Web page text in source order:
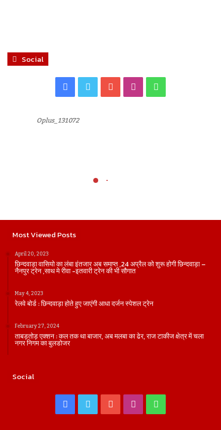
Social
Facebook
Twitter YouTubeInstagram
Oplus_131072
Most Viewed Posts
April 20, 2023
छिन्दवाड़ा वासियो का लंबा इंतजार अब समाप्त ,24 अप्रैल को शुरू होगी छिन्दवाड़ा –
नैनपुर ट्रेन ,साथ मे रीवा -इतवारी ट्रेन की भी सौगात
May 4, 2023
रेलवे बोर्ड : छिन्दवाड़ा होते हुए जाएंगी आधा दर्जन स्पेशल ट्रेन
February 27, 2024
ताबड़तोड़ एक्शन : कल तक था बाजार, अब मलबा का ढेर, राज टाकीज क्षेत्र में चला
नगर निगम का बुलडोजर
Social
Facebook
Twitter YouTubeInstagram